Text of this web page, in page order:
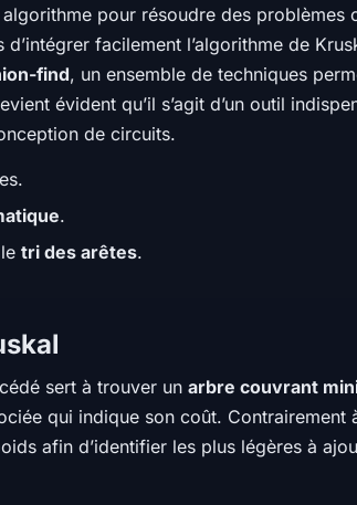
pour résoudre des problèmes
facilement l’algorithme de
find, un ensemble de techniques
évident qu’il s’agit d’un outil
de circuits.
.
tri des arêtes.
sert à trouver un arbre couvrant
qui indique son coût. Contrairement
afin d’identifier les plus légères à